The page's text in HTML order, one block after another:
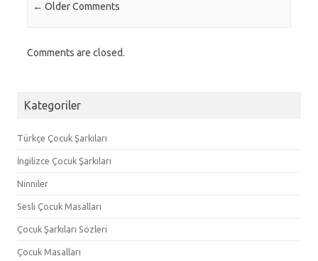
← Older Comments
Comments are closed.
Kategoriler
Türkçe Çocuk Şarkıları
İngilizce Çocuk Şarkıları
Ninniler
Sesli Çocuk Masalları
Çocuk Şarkıları Sözleri
Çocuk Masalları